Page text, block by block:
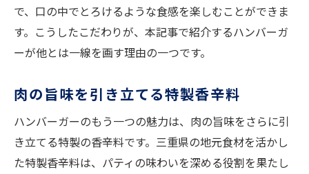
で、口の中でとろけるような食感を楽しむことができま
す。こうしたこだわりが、本記事で紹介するハンバーガ
ーが他とは一線を画す理由の一つです。
肉の旨味を引き立てる特製香辛料
ハンバーガーのもう一つの魅力は、肉の旨味をさらに引
き立てる特製の香辛料です。三重県の地元食材を活かし
た特製香辛料は、パティの味わいを深める役割を果たし